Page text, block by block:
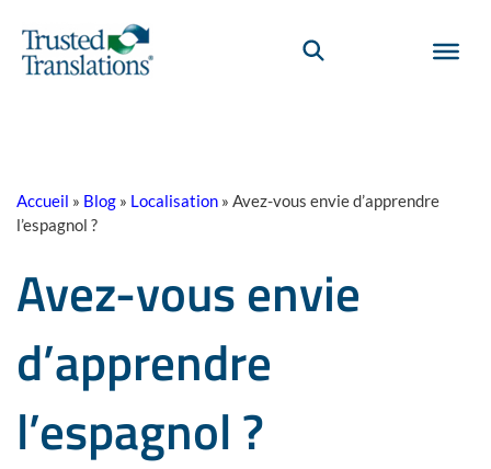
Accueil » Blog » Localisation » Avez-vous envie d’apprendre
l’espagnol ?
Avez-vous envie
d’apprendre
l’espagnol ?